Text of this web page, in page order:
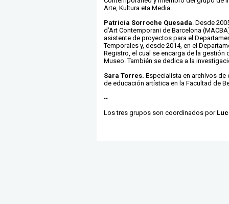
Arte, Kultura eta Media.
Patricia Sorroche Quesada. Desde
d’Art Contemporani de Barcelona
asistente de proyectos para el
Temporales y, desde 2014, en el
Registro, el cual se encarga de la gestión
Museo. También se dedica a la
Sara Torres. Especialista en archivos de
de educación artística en la Facultad de
--
Los tres grupos son coordinados por